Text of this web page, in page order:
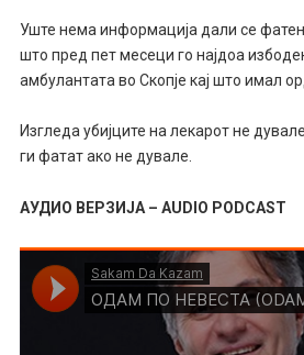
Уште нема информација дали се
што пред пет месеци го најдоа
амбулантата во Скопје кај што имал
Изгледа убијците на лекарот не
ги фатат ако не дувале.
АУДИО ВЕРЗИЈА – AUDIO PODCAST